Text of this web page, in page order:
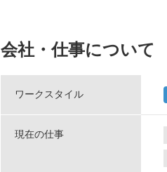
会社・仕事について
ワークスタイル
現在の仕事